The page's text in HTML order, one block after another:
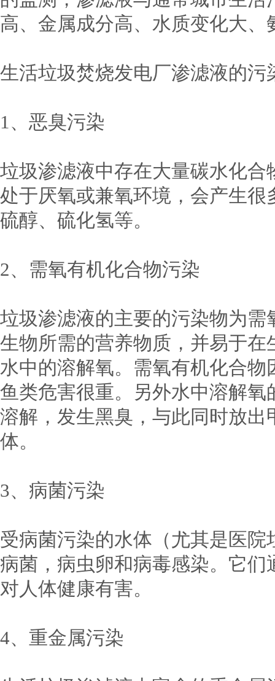
高、金属成分高、水质变化大、
生活垃圾焚烧发电厂渗滤液的
1、恶臭污染
垃圾渗滤液中存在大量碳水化
处于厌氧或兼氧环境，会产生
硫醇、硫化氢等。
2、需氧有机化合物污染
垃圾渗滤液的主要的污染物为
生物所需的营养物质，并易于
水中的溶解氧。需氧有机化合
鱼类危害很重。另外水中溶解
溶解，发生黑臭，与此同时放
体。
3、病菌污染
受病菌污染的水体（尤其是医
病菌，病虫卵和病毒感染。它
对人体健康有害。
4、重金属污染